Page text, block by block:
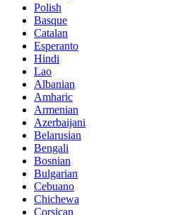
Polish
Basque
Catalan
Esperanto
Hindi
Lao
Albanian
Amharic
Armenian
Azerbaijani
Belarusian
Bengali
Bosnian
Bulgarian
Cebuano
Chichewa
Corsican